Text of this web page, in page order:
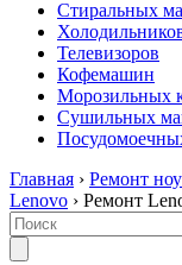
Стиральных
Телевизоров
Кофемашин
Морозильных
Сушильных
Главная › Ремонт
Lenovo › Ремонт